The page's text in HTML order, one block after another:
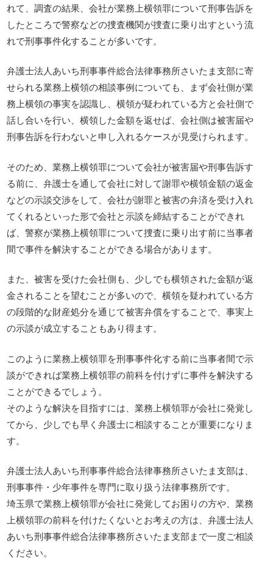
れて、調査の結果、会社が業務上横領罪について刑事告訴を
したところで警察などの捜査機関が捜査に乗り出すという流
れで刑事事件化することが多いです。
弁護士法人あいち刑事事件総合法律事務所さいたま支部に寄
せられる業務上横領の相談事例についても、まず会社側が業
務上横領の事実を認識し、横領が疑われている方と会社側で
話し合いを行い、横領した金額を返せば、会社側は被害届や
刑事告訴を行わないと申し入れるケースが見受けられます。
そのため、業務上横領罪について会社が被害届や刑事告訴す
る前に、弁護士を通して会社に対して謝罪や横領金額の返金
などの示談交渉をして、会社が謝罪と被害の弁済を受け入れ
てくれるといった形で会社と示談を締結することができれ
ば、警察が業務上横領罪について捜査に乗り出す前に当事者
間で事件を解決することができる場合があります。
また、被害を受けた会社側も、少しでも横領された金額が返
金されることを望むことが多いので、横領を疑われている方
の段階的な財産処分を通じて被害弁償をすることで、事実上
の示談が成立することもあり得ます。
このように業務上横領罪を刑事事件化する前に当事者間で示
談ができれば業務上横領罪の前科を付けずに事件を解決する
ことができるでしょう。
そのような解決を目指すには、業務上横領罪が会社に発覚し
てから、少しでも早く弁護士に相談することが重要になりま
す。
弁護士法人あいち刑事事件総合法律事務所さいたま支部は、
刑事事件・少年事件を専門に取り扱う法律事務所です。
埼玉県で業務上横領罪が会社に発覚してお困りの方や、業務
上横領罪の前科を付けたくないとお考えの方は、弁護士法人
あいち刑事事件総合法律事務所さいたま支部まで一度ご相談
ください。